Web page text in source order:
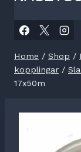
Home / Shop /
kopplingar /
17x50m